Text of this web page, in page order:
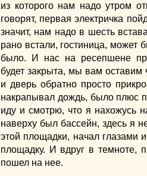
из которого нам надо утром
говорят, первая электричка
значит, нам надо в шесть
рано встали, гостиница, может
было. И нас на ресепшене
будет закрыта, мы вам
и дверь обратно просто
накрапывал дождь, было плюс
иду и смотрю, что я нахожусь
наверху был бассейн, здесь я
этой площадки, начал глазами
площадку. И вдруг в темноте,
пошел на нее.